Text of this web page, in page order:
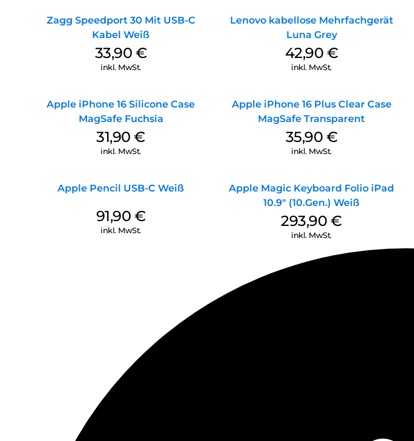
Zagg Speedport 30 Mit USB-C
Kabel Weiß
33,90 €
inkl. MwSt.
Lenovo kabellose Mehrfachgerät
Luna Grey
42,90 €
inkl. MwSt.
Apple iPhone 16 Silicone Case
MagSafe Fuchsia
31,90€
inkl. MwSt.
Apple iPhone 16 Plus Clear Case
MagSafe Transparent
35,90 €
inkl. MwSt.
Apple Pencil USB-C Weiß
91,90 €
inkl. MwSt.
Apple Magic Keyboard Folio iPad
10.9″ (10.Gen.) Weiß
293,90€
inkl. MwSt.